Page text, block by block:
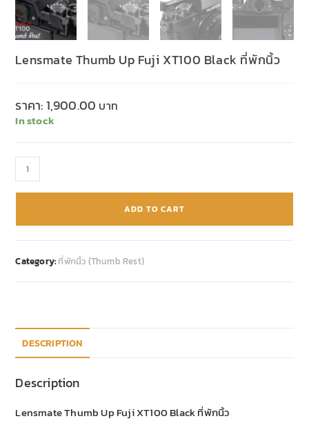
Lensmate Thumb Up Fuji XT100 Black ที่พักนิ้ว
ราคา:1,900.00
In stock
ADD TO CART
Category: ที่พักนิ้ว (Thumb Rest)
DESCRIPTION
Description
Lensmate Thumb Up Fuji XT100 Black ที่พักนิ้ว